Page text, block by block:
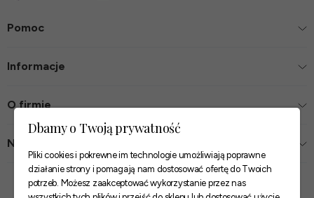
Pomoc
Informacje
O firmie
Nasze sklepy
Zaufane płatności
Dbamy o Twoją prywatność
Pliki cookies i pokrewne im technologie umożliwiają poprawne
działanie strony i pomagają nam dostosować ofertę do Twoich
potrzeb. Możesz zaakceptować wykorzystanie przez nas